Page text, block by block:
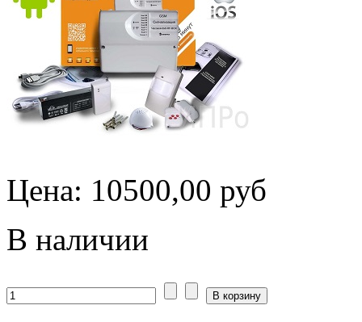
Цена: 10500,00 руб
В наличии